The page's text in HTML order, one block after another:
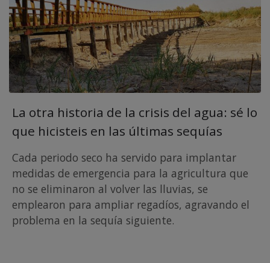
La otra historia de la crisis del agua: sé lo
que hicisteis en las últimas sequías
Cada periodo seco ha servido para implantar
medidas de emergencia para la agricultura que
no se eliminaron al volver las lluvias, se
emplearon para ampliar regadíos, agravando el
problema en la sequía siguiente.